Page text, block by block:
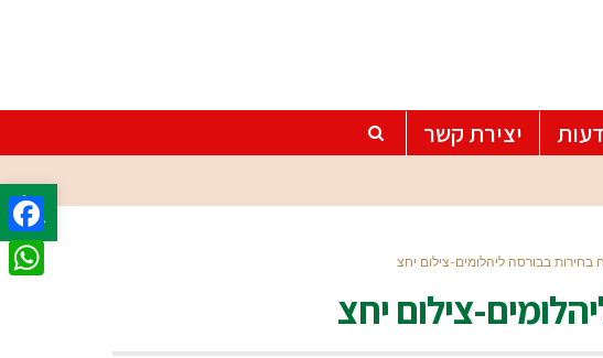
פתח
דעות יצירת קשר
בבורסה ליהלומים-צילום יחצ
צילום יחצ